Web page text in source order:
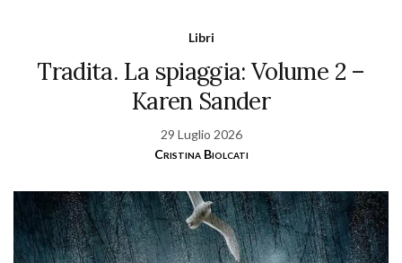
Libri
Tradita. La spiaggia: Volume 2 –
Karen Sander
29 Luglio 2026
Cristina Biolcati